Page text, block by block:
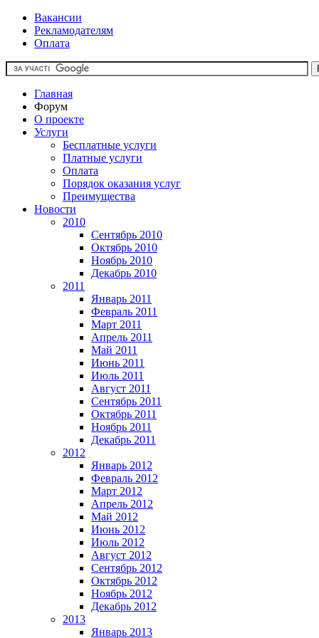
Вакансии
Рекламодателям
Оплата
Главная
Форум
О проекте
Услуги
Бесплатные услуги
Платные услуги
Оплата
Порядок оказания услуг
Преимущества
Новости
2010
Сентябрь 2010
Октябрь 2010
Ноябрь 2010
Декабрь 2010
2011
Январь 2011
Февраль 2011
Март 2011
Апрель 2011
Май 2011
Июнь 2011
Июль 2011
Август 2011
Сентябрь 2011
Октябрь 2011
Ноябрь 2011
Декабрь 2011
2012
Январь 2012
Февраль 2012
Март 2012
Апрель 2012
Май 2012
Июнь 2012
Июль 2012
Август 2012
Сентябрь 2012
Октябрь 2012
Ноябрь 2012
Декабрь 2012
2013
Январь 2013